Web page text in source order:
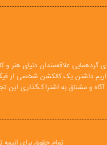
گردهمایی علاقه‌مندان دنیای هنر
داشتن یک کالکشن شخصی از
و مشتاق به اشتراک‌گذاری این